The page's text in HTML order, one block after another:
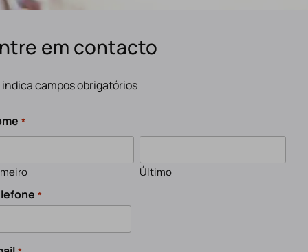
em contacto
indica campos obrigatórios
*
Último
*